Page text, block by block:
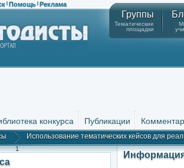
| Помощь | Реклама
Группы
Тематические
площадки
конкурса Публикации
Использование тематических кейсов для
1